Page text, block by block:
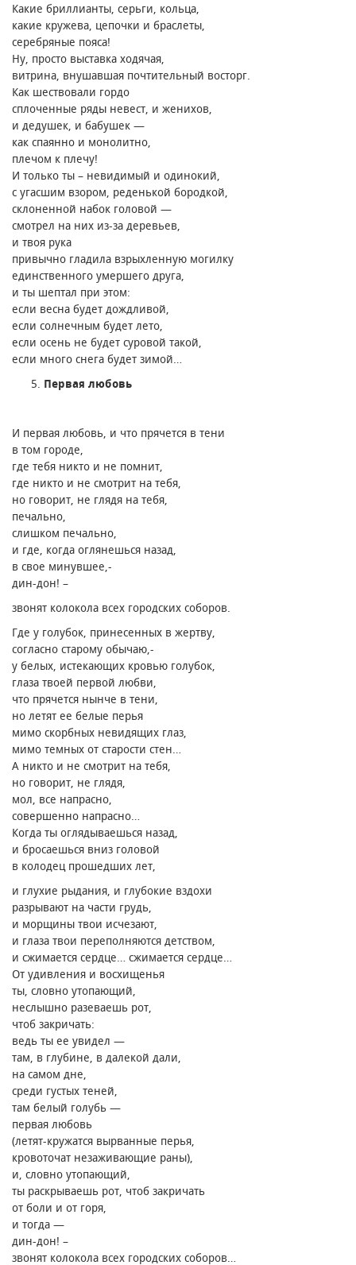
Какие бриллианты, серьги, кольца,
какие кружева, цепочки и браслеты,
серебряные пояса!
Ну, просто выставка ходячая,
витрина, внушавшая почтительный восторг.
Как шествовали гордо
сплоченные ряды невест, и женихов,
и дедушек, и бабушек —
как спаянно и монолитно,
плечом к плечу!
И только ты – невидимый и одинокий,
с угасшим взором, реденькой бородкой,
склоненной набок головой —
смотрел на них из-за деревьев,
и твоя рука
привычно гладила взрыхленную могилку
единственного умершего друга,
и ты шептал при этом։
если весна будет дождливой,
если солнечным будет лето,
если осень не будет суровой такой,
если много снега будет зимой…
Первая любовь
И первая любовь, и что прячется в тени
в том городе,
где тебя никто и не помнит,
где никто и не смотрит на тебя,
но говорит, не глядя на тебя,
печально,
слишком печально,
и где, когда оглянешься назад,
в свое минувшее,-
дин-дон! –
звонят колокола всех городских соборов.
Где у голубок, принесенных в жертву,
согласно старому обычаю,-
у белых, истекающих кровью голубок,
глаза твоей первой любви,
что прячется нынче в тени,
но летят ее белые перья
мимо скорбных невидящих глаз,
мимо темных от старости стен…
А никто и не смотрит на тебя,
но говорит, не глядя,
мол, все напрасно,
совершенно напрасно…
Когда ты оглядываешься назад,
и бросаешься вниз головой
в колодец прошедших лет,
и глухие рыдания, и глубокие вздохи
разрывают на части грудь,
и морщины твои исчезают,
и глаза твои переполняются детством,
и сжимается сердце… сжимается сердце…
От удивления и восхищенья
ты, словно утопающий,
неслышно разеваешь рот,
чтоб закричать։
ведь ты ее увидел —
там, в глубине, в далекой дали,
на самом дне,
среди густых теней,
там белый голубь —
первая любовь
(летят-кружатся вырванные перья,
кровоточат незаживающие раны),
и, словно утопающий,
ты раскрываешь рот, чтоб закричать
от боли и от горя,
и тогда —
дин-дон! –
звонят колокола всех городских соборов…